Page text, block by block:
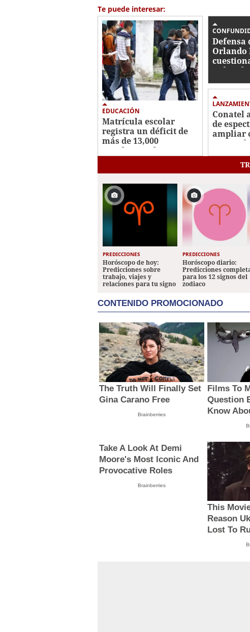
18
minutes,
19
secondsVolume
0%
Te puede interesar:
EDUCACIÓN
Matrícula escolar
registra un déficit de
más de 13,000
estudiantes frente a
Defensa
Orlando
judicial
Conatel
de
ampliar
previo
5G
PREDICCIONES
Horóscopo de hoy:
Predicciones sobre
trabajo, viajes y
relaciones para tu signo
PREDICCIONES
Horóscopo diario:
Predicciones
para los 12 signos del
zodiaco
CONTENIDO PROMOCIONADO
The Truth Will Finally Set
Gina Carano Free
Brainberries
Films To
Question
Know
Take A Look At Demi
Moore's Most Iconic And
Provocative Roles
Brainberries
This
Reason
Lost To